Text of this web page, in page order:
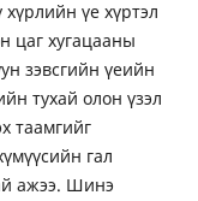
үе хүртэл
цаг хугацааны
зэвсгийн үеийн
тухай олон үзэл
таамгийг
гал
ажээ. Шинэ